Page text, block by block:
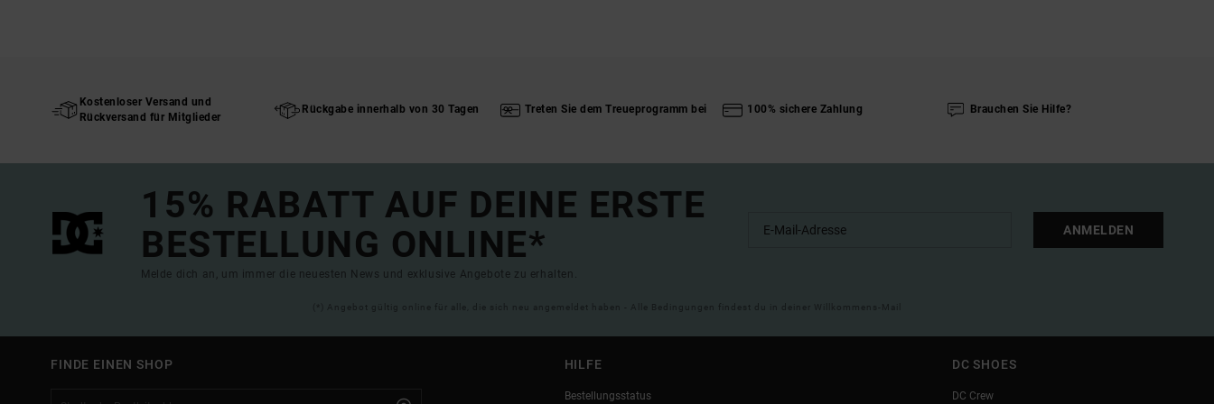
Kostenloser Versand und
Rückversand für Mitglieder
Rückgabe innerhalb von 30 Tagen Treten Sie dem Treueprogramm bei 100% sichere Zahlung Brauchen Sie Hilfe?
15% RABATT AUF DEINE ERSTE
BESTELLUNG ONLINE*
Melde dich an, um immer die neuesten News und exklusive Angebote zu erhalten.
ANMELDEN
(*) Angebot gültig online für alle, die sich neu angemeldet haben - Alle Bedingungen findest du in deiner Willkommens-Mail
FINDE EINEN SHOP HILFE
Bestellungsstatus
DC SHOES
DC Crew